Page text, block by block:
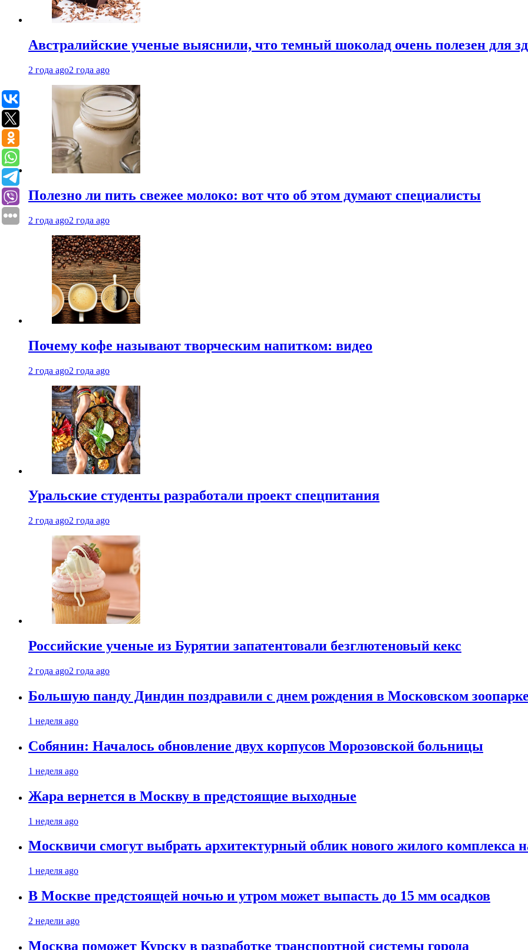
Австралийские ученые выяснили, что темный шоколад очень полезен для
2 года ago2 года ago
Полезно ли пить свежее молоко: вот что об этом думают специалисты
2 года ago2 года ago
Почему кофе называют творческим напитком: видео
2 года ago2 года ago
Уральские студенты разработали проект спецпитания
2 года ago2 года ago
Российские ученые из Бурятии запатентовали безглютеновый кекс
2 года ago2 года ago
Большую панду Диндин поздравили с днем рождения в Московском зоопарке
1 неделя ago
Собянин: Началось обновление двух корпусов Морозовской больницы
1 неделя ago
Жара вернется в Москву в предстоящие выходные
1 неделя ago
Москвичи смогут выбрать архитектурный облик нового жилого комплекса
1 неделя ago
В Москве предстоящей ночью и утром может выпасть до 15 мм осадков
2 недели ago
Москва поможет Курску в разработке транспортной системы города